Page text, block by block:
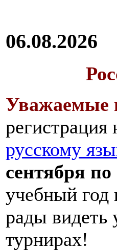
06.08.2026
Уважаемые
регистрация
русскому
сентября по
учебный
рады
турнирах!